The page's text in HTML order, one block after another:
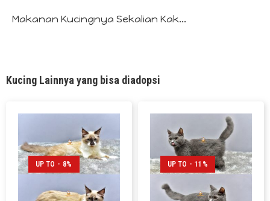
Makanan Kucingnya Sekalian Kak...
Kucing Lainnya yang bisa diadopsi
UP TO - 8% UP TO - 11%